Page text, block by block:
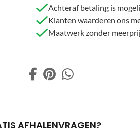
Achteraf betaling is
Klanten waarderen ons
Maatwerk zonder
AFHALENVRAGEN?